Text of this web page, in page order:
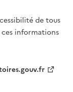
de tous
informations